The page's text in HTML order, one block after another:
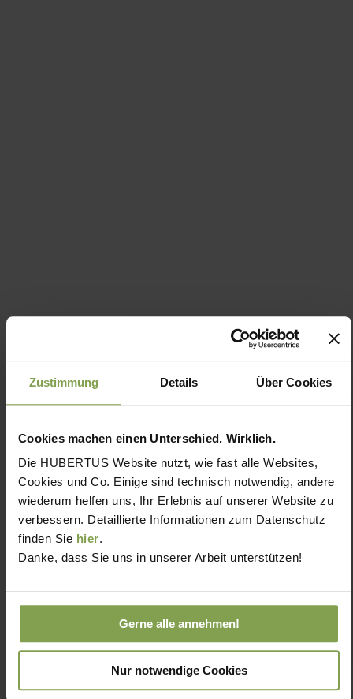
Zustimmung Details Über Cookies
Cookies machen einen Unterschied. Wirklich.
Die HUBERTUS Website nutzt, wie fast alle Websites,
Cookies und Co. Einige sind technisch notwendig, andere
wiederum helfen uns, Ihr Erlebnis auf unserer Website zu
verbessern. Detaillierte Informationen zum Datenschutz
finden Sie hier.
Danke, dass Sie uns in unserer Arbeit unterstützen!
Gerne alle annehmen!
Nur notwendige Cookies